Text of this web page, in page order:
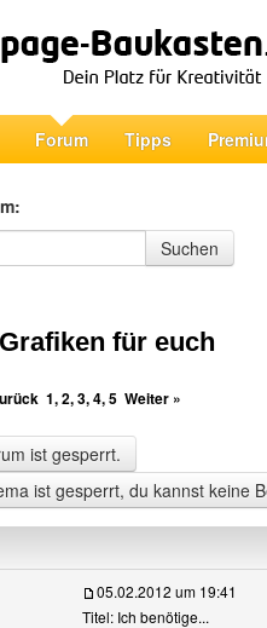
Forum Tipps
Suchen
für euch
1,2,3,4,5 Weiter »
ist gesperrt.
ist gesperrt, du kannst keine
05.02.2012 um 19:41
Titel: Ich benötige...